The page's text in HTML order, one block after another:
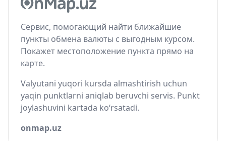
Сервис, помогающий найти ближайшие
пункты обмена валюты с выгодным курсом.
Покажет местоположение пункта прямо на
карте.
Valyutani yuqori kursda almashtirish uchun
yaqin punktlarni aniqlab beruvchi servis. Punkt
joylashuvini kartada ko‘rsatadi.
onmap.uz